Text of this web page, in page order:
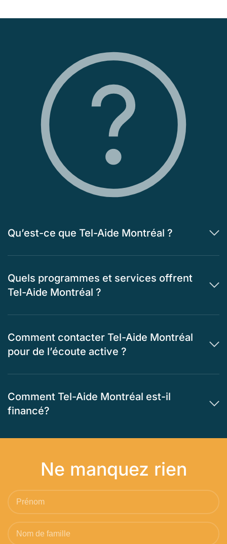
Qu’est-ce que Tel-Aide Montréal ?
Quels programmes et services offrent
Tel-Aide Montréal ?
Comment contacter Tel-Aide Montréal
pour de l’écoute active ?
Comment Tel-Aide Montréal est-il
financé?
Ne manquez rien